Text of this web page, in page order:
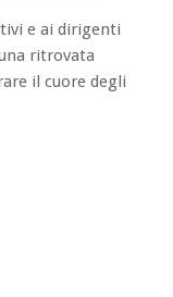
e ai dirigenti
ritrovata
il cuore degli